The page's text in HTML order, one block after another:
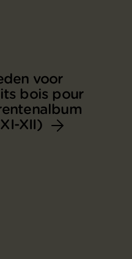
voor
bois pour
XII)